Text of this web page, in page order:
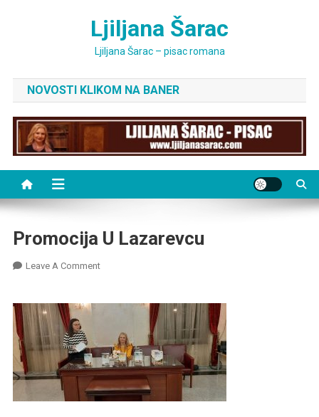
Ljiljana Šarac
Ljiljana Šarac – pisac romana
NOVOSTI KLIKOM NA BANER
Promocija U Lazarevcu
Leave A CommentOn